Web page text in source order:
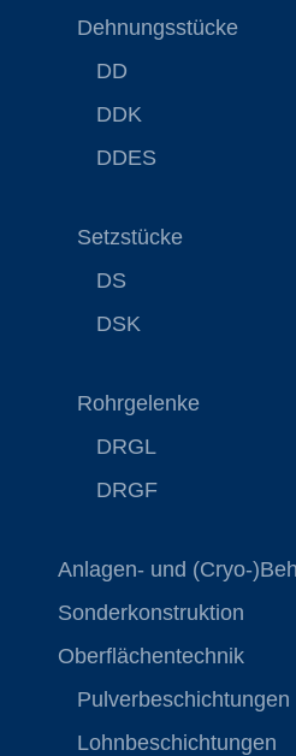
Dehnungsstücke
DD
DDK
DDES
Setzstücke
DS
DSK
Rohrgelenke
DRGL
DRGF
Anlagen- und (Cryo-
Sonderkonstruktion
Oberflächentechnik
Pulverbeschichtungen
Lohnbeschichtungen